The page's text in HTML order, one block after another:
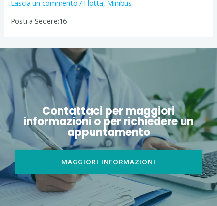
Lascia un commento / Flotta, Minibus
Posti a Sedere:16
Contattaci per maggiori
informazioni o per richiedere un
appuntamento
MAGGIORI INFORMAZIONI